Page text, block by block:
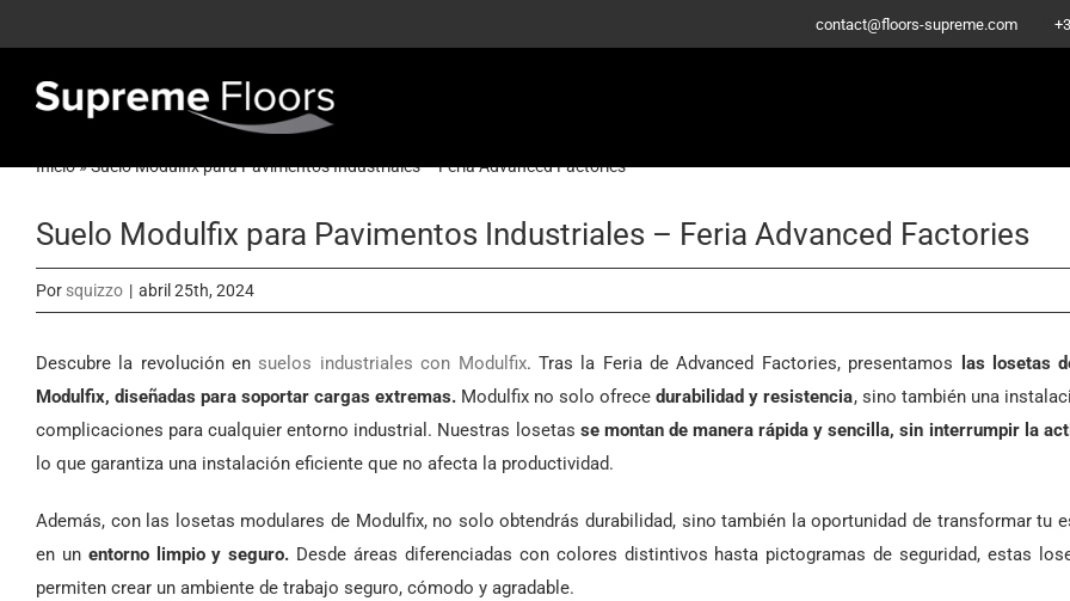
al
contenido
contact@floors-supreme.com
Inicio»Suelo Modulfix para Pavimentos Industriales – Feria Advanced Factories
Suelo Modulfix para Pavimentos Industriales – Feria Advanced Factories
Por squizzo | abril 25th, 2024
Descubre la revolución en suelos industriales con Modulfix. Tras la Feria de Advanced Factories, presentamos las losetas
Modulfix, diseñadas para soportar cargas extremas. Modulfix no solo ofrecedurabilidad y resistencia, sino también una
complicaciones para cualquier entorno industrial. Nuestras losetas se montan de manera rápida y sencilla, sin interrumpir la
lo que garantiza una instalación eficiente que no afecta la productividad.
Además, con las losetas modulares de Modulfix, no solo obtendrás durabilidad, sino también la oportunidad de transformar tu
en un entorno limpio y seguro. Desde áreas diferenciadas con colores distintivos hasta pictogramas de seguridad, estas
permiten crear un ambiente de trabajo seguro, cómodo y agradable.